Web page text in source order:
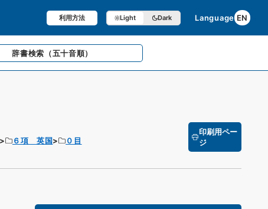
利用方法 Light Dark Language EN
辞書検索 （五十音順）
６項 英国
０目
印刷用ペー
ジ